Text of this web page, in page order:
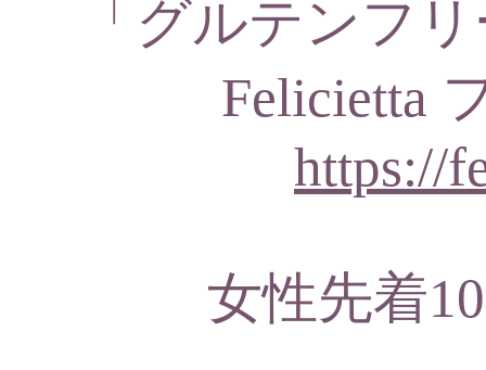
「グルテンフ
Felicietta
https://
女性先着